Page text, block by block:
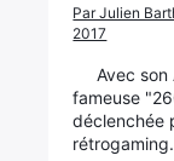
Par Julien
2017
Avec son
fameuse
déclenchée
rétrogaming.